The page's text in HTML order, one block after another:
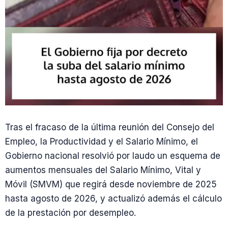
Tras el fracaso de la última reunión del Consejo del
Empleo, la Productividad y el Salario Mínimo, el
Gobierno nacional resolvió por laudo un esquema de
aumentos mensuales del Salario Mínimo, Vital y
Móvil (SMVM) que regirá desde noviembre de 2025
hasta agosto de 2026, y actualizó además el cálculo
de la prestación por desempleo.